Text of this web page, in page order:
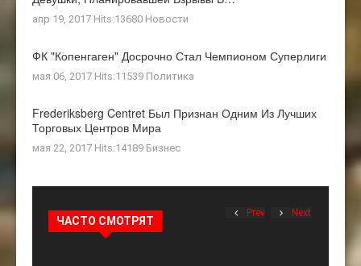
апр 19, 2017 Hits:13680 Новости
ФК "Копенгаген" Досрочно Стал Чемпионом Суперлиги
мая 06, 2017 Hits:11539 Политика
Frederiksberg Centret Был Признан Одним Из Лучших
Торговых Центров Мира
мая 22, 2017 Hits:14189 Бизнес
ЧАСТО СМОТРЯТ
Prev Next